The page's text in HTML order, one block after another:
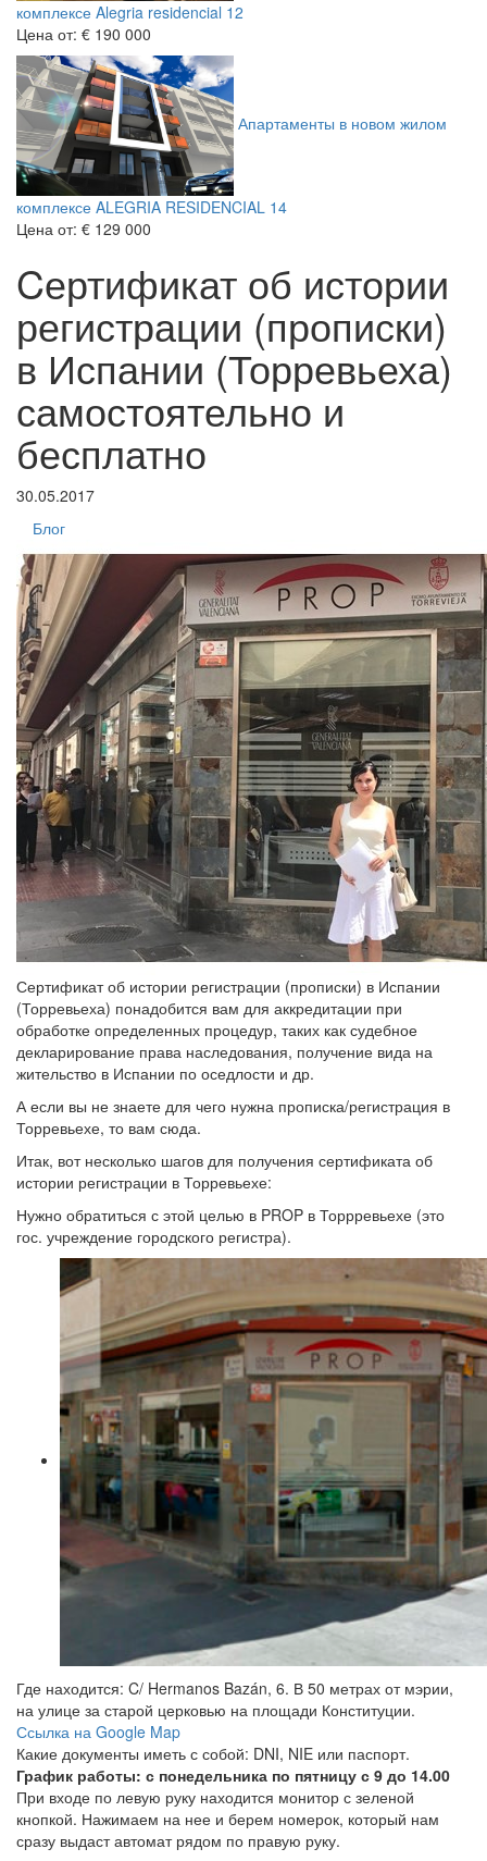
комплексе Alegria residencial 12
Цена от: € 190 000
Апартаменты в новом жилом
комплексе ALEGRIA RESIDENCIAL 14
Цена от: € 129 000
Cертификат об истории
регистрации (прописки)
в Испании (Торревьеха)
самостоятельно и
бесплатно
30.05.2017
Блог
Сертификат об истории регистрации (прописки) в Испании
(Торревьеха) понадобится вам для аккредитации при
обработке определенных процедур, таких как судебное
декларирование права наследования, получение вида на
жительство в Испании по оседлости и др.
А если вы не знаете для чего нужна прописка/регистрация в
Торревьехе, то вам сюда.
Итак, вот несколько шагов для получения сертификата об
истории регистрации в Торревьехе:
Нужно обратиться с этой целью в PROP в Торрревьехе (это
гос. учреждение городского регистра).
Где находится: C/ Hermanos Bazán, 6. В 50 метрах от мэрии,
на улице за старой церковью на площади Конституции.
Ссылка на Google Map
Какие документы иметь с собой: DNI, NIE или паспорт.
График работы: с понедельника по пятницу с 9 до 14.00
При входе по левую руку находится монитор с зеленой
кнопкой. Нажимаем на нее и берем номерок, который нам
сразу выдаст автомат рядом по правую руку.